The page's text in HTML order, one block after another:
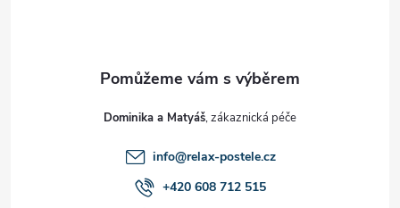
Dominika a Matyáš
info@relax-postele.cz
+420 608 712 515